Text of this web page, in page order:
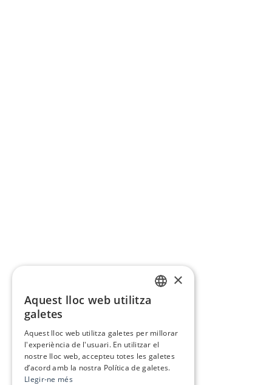
×
Aquest lloc web utilitza
galetes
Aquest lloc web utilitza galetes per millorar
l'experiència de l'usuari. En utilitzar el
nostre lloc web, accepteu totes les galetes
d’acord amb la nostra Política de galetes.
Llegir-ne més